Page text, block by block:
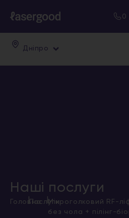
0
Дніпро
Наші послуги
Головна
|Послуги
|Мікроголковий RF-
без чола + пілінг-